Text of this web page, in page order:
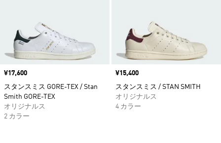
価格
¥17,600
スタンスミス GORE-TEX / Stan
Smith GORE-TEX
オリジナルス
2 カラー
価格
¥15,400
スタンスミス / STAN SMITH
オリジナルス
4 カラー